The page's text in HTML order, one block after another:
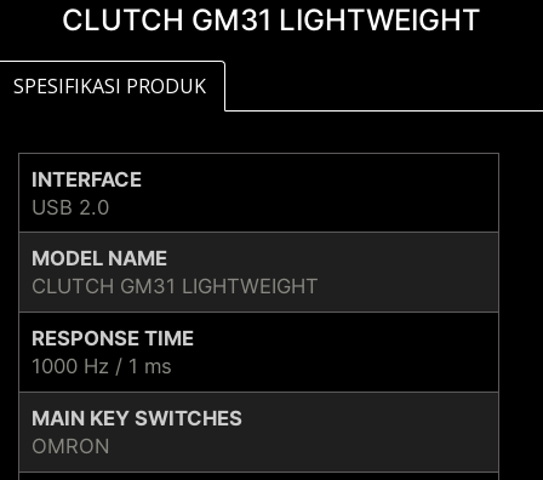
CLUTCH GM31 LIGHTWEIGHT
SPESIFIKASI PRODUK
INTERFACE
USB 2.0
MODEL NAME
CLUTCH GM31 LIGHTWEIGHT
RESPONSE TIME
1000 Hz / 1 ms
MAIN KEY SWITCHES
OMRON